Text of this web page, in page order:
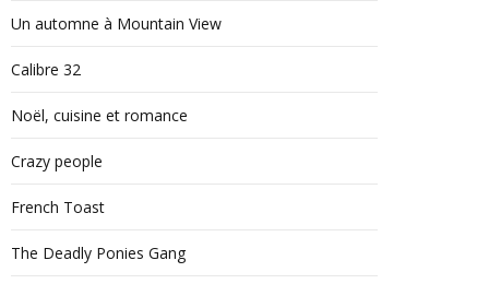
Un automne à Mountain View
Calibre 32
Noël, cuisine et romance
Crazy people
French Toast
The Deadly Ponies Gang